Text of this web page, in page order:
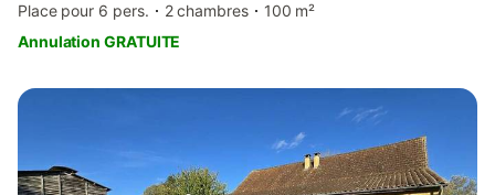
Place pour 6 pers.
2 chambres
100 m²
Annulation GRATUITE